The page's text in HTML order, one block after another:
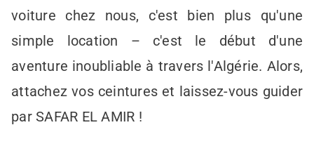
voiture chez nous, c'est bien plus qu'une
simple location – c'est le début d'une
aventure inoubliable à travers l'Algérie. Alors,
attachez vos ceintures et laissez-vous guider
par SAFAR EL AMIR !